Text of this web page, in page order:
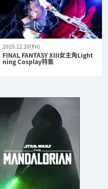
2019.12.20(Fri)
FINAL FANTASY XIII女主角Light
ning Cosplay特集